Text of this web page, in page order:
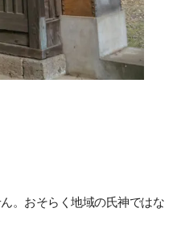
。おそらく地域の氏神ではな